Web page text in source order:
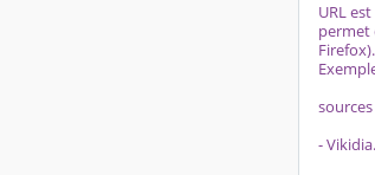
URL
permet
sources
-